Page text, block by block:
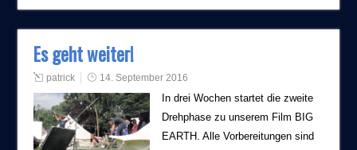
Es geht weiter!
patrick 14. September 2016
In drei Wochen startet die zweite
Drehphase zu unserem Film BIG
EARTH. Alle Vorbereitungen sind